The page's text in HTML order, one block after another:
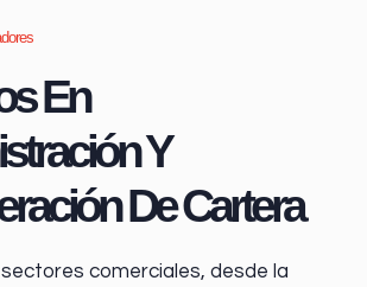
En
Y
De Cartera
comerciales, desde la